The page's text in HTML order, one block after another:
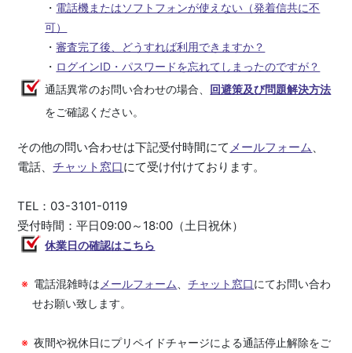
・ 電話機またはソフトフォンが使えない（発着信共に不
可）
・審査完了後、どうすれば利用できますか？
・ ログインID・パスワードを忘れてしまったのですが？
通話異常のお問い合わせの場合、 回避策及び問題解決方法
をご確認ください。
その他の問い合わせは下記受付時間にて メールフォーム、
電話、チャット窓口にて受け付けております。
TEL：03-3101-0119
受付時間：平日09:00～18:00（土日祝休）
休業日の確認はこちら
電話混雑時は メールフォーム 、チャット窓口にてお問い合わ
せお願い致します。
夜間や祝休日にプリペイドチャージによる通話停止解除をご